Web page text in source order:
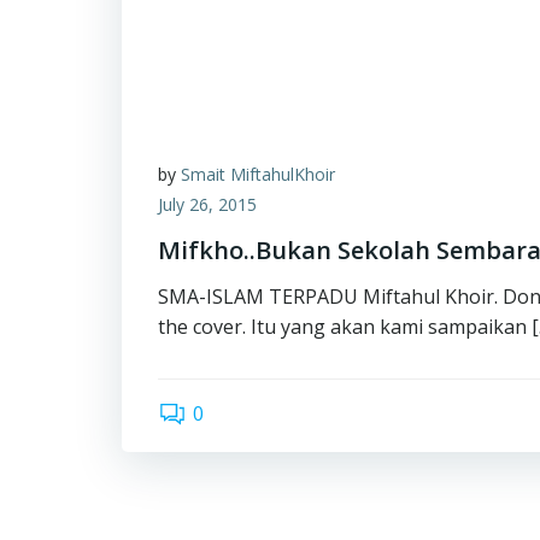
by Smait MiftahulKhoir
July 26, 2015
Mifkho..Bukan Sekolah
SMA-ISLAM TERPADU Miftahul Khoir.
the cover. Itu yang akan kami sampaikan
0